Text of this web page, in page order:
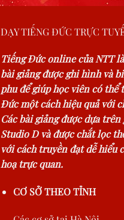
DẠY TIẾNG ĐỨC TRỰC
Tiếng Đức online của NTT
bài giảng được ghi hình và
phu để giúp học viên có thể
Đức một cách hiệu quả với
Các bài giảng được dựa
Studio D và được chắt lọc
với cách truyền đạt dễ hiểu
hoạ trực quan.
CƠ SỞ THEO TỈNH